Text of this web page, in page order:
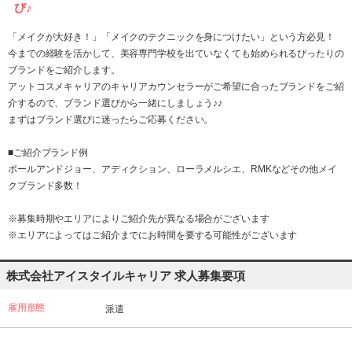
び♪
「メイクが大好き！」「メイクのテクニックを身につけたい」という方必見！
今までの経験を活かして、美容専門学校を出ていなくても始められるぴったりの
ブランドをご紹介します。
アットコスメキャリアのキャリアカウンセラーがご希望に合ったブランドをご紹
介するので、ブランド選びから一緒にしましょう♪♪
まずはブランド選びに迷ったらご応募ください。
■ご紹介ブランド例
ポールアンドジョー、アディクション、ローラメルシエ、RMKなどその他メイ
クブランド多数！
※募集時期やエリアによりご紹介先が異なる場合がございます
※エリアによってはご紹介までにお時間を要する可能性がございます
株式会社アイスタイルキャリア 求人募集要項
雇用形態 派遣